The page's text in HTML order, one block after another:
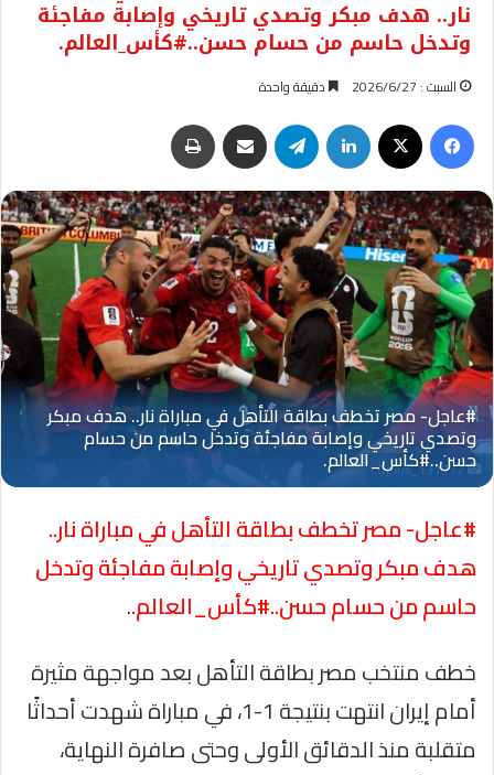
نار.. هدف مبكر وتصدي تاريخي وإصابة مفاجئة
وتدخل حاسم من حسام حسن..#كأس_العالم.
السبت : 2026/6/27 دقيقة واحدة
فيسبوك لينكدإن تيلقرام مشاركة عبر البريد
Oplus_131072
#عاجل- مصر تخطف بطاقة التأهل في مباراة نار..
هدف مبكر وتصدي تاريخي وإصابة مفاجئة وتدخل
حاسم من حسام حسن..#كأس_العالم..
خطف منتخب مصر بطاقة التأهل بعد مواجهة مثيرة
أمام إيران انتهت بنتيجة 1-1، في مباراة شهدت أحداثًا
متقلبة منذ الدقائق الأولى وحتى صافرة النهاية،